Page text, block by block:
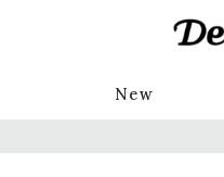
New